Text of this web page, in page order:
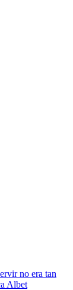
no era tan
Albet